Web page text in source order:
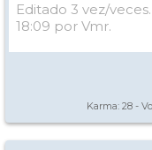
Editado 3 vez/
18:09 por Vmr.
Karma: 28 -